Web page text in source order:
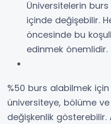
Üniversitelerin
içinde değişebilir.
öncesinde bu
edinmek önemlidir.
%50 burs alabilmek
üniversiteye, bölüme
değişkenlik gösterebilir.